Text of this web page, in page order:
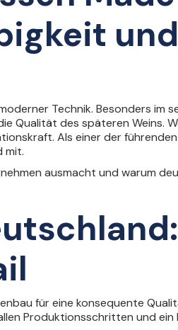
Technik. Besonders im
Qualität des späteren Weins.
Als einer der
mit.
ausmacht und warum
für eine konsequente
Produktionsschritten und ein